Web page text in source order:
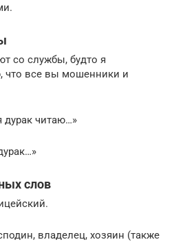
со службы, будто я
что все вы мошенники и
дурак читаю…»
слов
владелец, хозяин (также